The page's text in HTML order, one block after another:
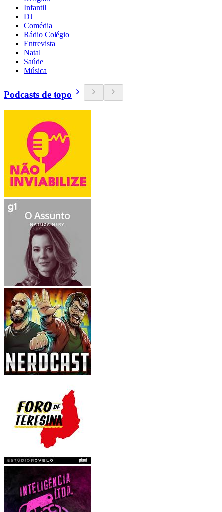
Infantil
DJ
Comédia
Rádio Colégio
Entrevista
Natal
Saúde
Música
Podcasts de topo